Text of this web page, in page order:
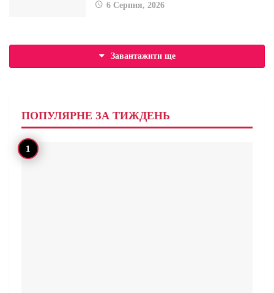
6 Серпня, 2026
Завантажити ще
ПОПУЛЯРНЕ ЗА ТИЖДЕНЬ